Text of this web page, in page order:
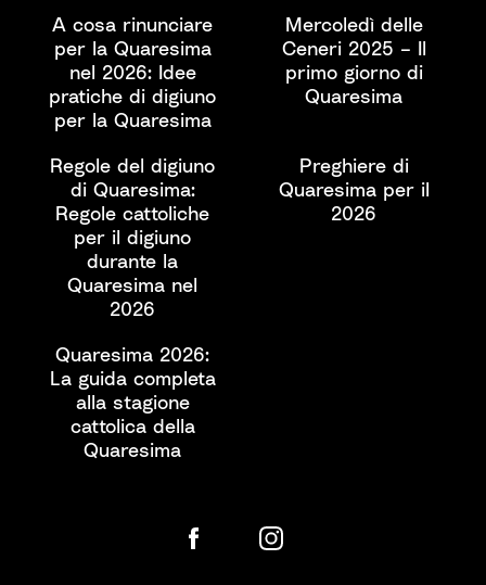
A cosa rinunciare
per la Quaresima
nel 2026: Idee
pratiche di digiuno
per la Quaresima
Mercoledì delle
Ceneri 2025 – Il
primo giorno di
Quaresima
Regole del digiuno
di Quaresima:
Regole cattoliche
per il digiuno
durante la
Quaresima nel
2026
Preghiere di
Quaresima per il
2026
Quaresima 2026:
La guida completa
alla stagione
cattolica della
Quaresima